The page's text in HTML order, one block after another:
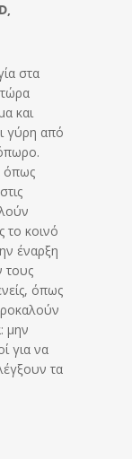
στα
και
γύρη από
όπως
το κοινό
έναρξη
τους
όπως
μην
για να
τα